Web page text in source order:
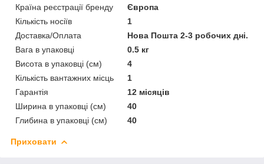
Країна реєстрації бренду
Європа
Кількість носіїв
1
Доставка/Оплата
Нова Пошта 2-3 робочих дні.
Вага в упаковці
0.5 кг
Висота в упаковці (см)
4
Кількість вантажних місць
1
Гарантія
12 місяців
Ширина в упаковці (см)
40
Глибина в упаковці (см)
40
Приховати